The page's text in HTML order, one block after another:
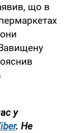
що в
у
. Не